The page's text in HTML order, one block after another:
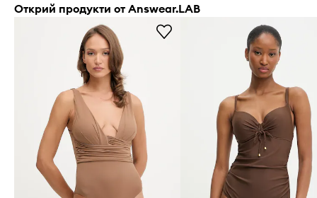
Открий продукти от Answear.LAB